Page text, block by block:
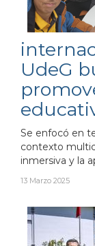
UdeG
Se enfocó en
contexto
inmersiva y la
13 Marzo 2025